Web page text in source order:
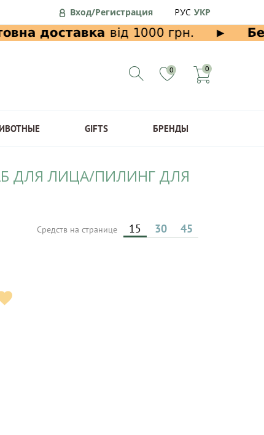
Вход/Регистрация РУС УКР
0 0
GIFTS БРЕНДЫ
ДЛЯ ЛИЦА/ПИЛИНГ ДЛЯ
Средств на странице 15 30 45